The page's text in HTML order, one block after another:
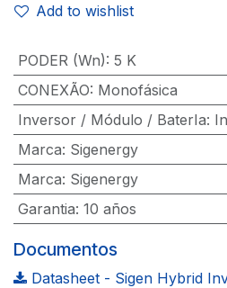
Add to wishlist
PODER (Wn): 5 K
CONEXÃO: Monofásica
Inversor / Módulo / BaterIa:
Marca: Sigenergy
Marca: Sigenergy
Garantia: 10 años
Documentos
Datasheet - Sigen Hybrid